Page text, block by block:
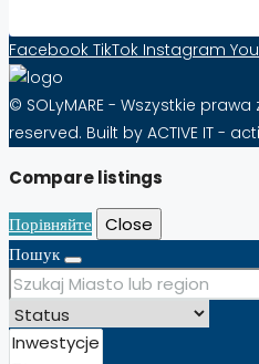
Facebook TikTok Instagram
© SOLyMARE - Wszystkie
reserved. Built by ACTIVE IT -
Compare listings
Порівняйте
Close
Пошук